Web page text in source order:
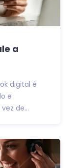
a
digital é
e
de...